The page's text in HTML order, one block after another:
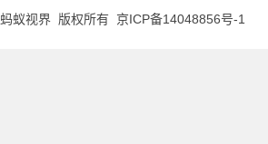
蚂蚁视界 版权所有 京ICP备14048856号-1